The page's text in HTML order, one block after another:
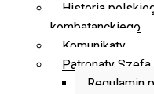
Historia
kombatanckiego
Komunikaty
Patronaty Szefa
Regulamin